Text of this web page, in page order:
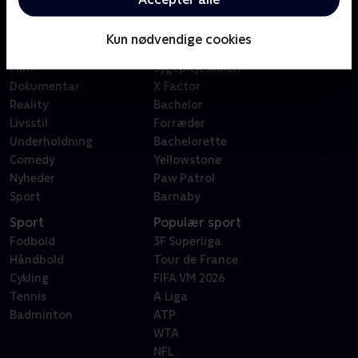
Kun nødvendige cookies
Kategorier
Film
Dokumentar
Reality
Livsstil
Underholdning
Comedy
Nyheder
Sport
Badehotellet
Sygeplejeskolen
X Factor
Bachelor
Forræder
Bachelorette
Yellowstone
Paw Patrol
Barnaby
Sport
Fodbold
Håndbold
Cykling
Tennis
Badminton
Populær sport
3F Superliga
Tour de France
FIFA VM 2026
A Liga
ATP
WTA
NFL